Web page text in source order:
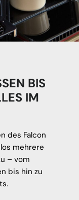
BIS
IM
des Falcon
mehrere
– vom
bis hin zu